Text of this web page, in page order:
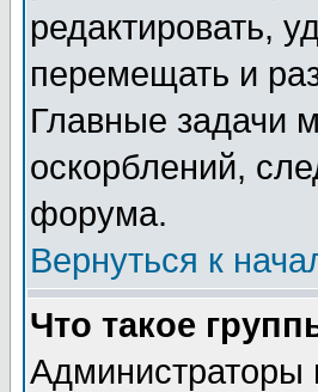
редактировать,
перемещать и
Главные задачи
оскорблений,
форума.
Вернуться к
Что такое
Администраторы